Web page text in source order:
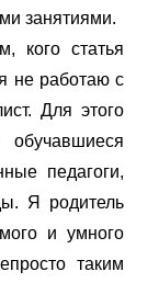
занятиями.
кого статья
не работаю с
Для этого
обучавшиеся
педагоги,
Я родитель
и умного
таким